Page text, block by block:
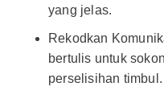
yang jelas.
Rekodkan
bertulis untuk
perselisihan timbul.